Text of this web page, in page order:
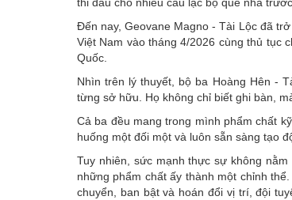
Đến nay, Geovane Magno - Tài Lộc đã
Việt Nam vào tháng 4/2026 cùng thủ tục
Quốc.
Nhìn trên lý thuyết, bộ ba Hoàng Hên -
từng sở hữu. Họ không chỉ biết ghi bàn,
Cả ba đều mang trong mình phẩm chất
huống một đối một và luôn sẵn sàng tạo
Tuy nhiên, sức mạnh thực sự không
những phẩm chất ấy thành một chỉnh
chuyển, ban bật và hoán đổi vị trí, đội